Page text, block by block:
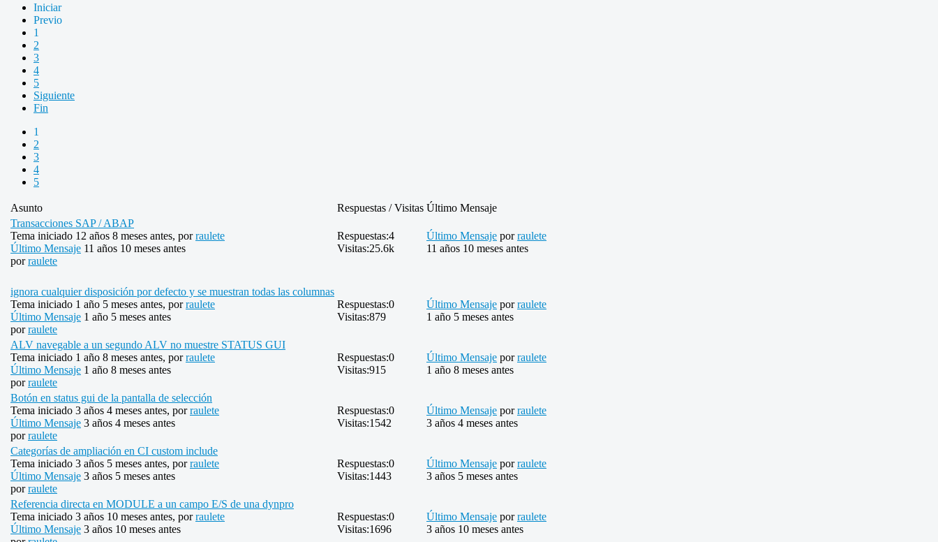
Iniciar
Previo
1
2
3
4
5
Siguiente
Fin
1
2
3
4
5
Asunto Respuestas / Visitas Último Mensaje
Transacciones SAP / ABAP
Tema iniciado 12 años 8 meses antes, porraulete
Último Mensaje 11 años 10 meses antes
porraulete
Respuestas:4
Visitas:25.6k
Último Mensaje porraulete
11 años 10 meses antes
ignora cualquier disposición por defecto y se muestran todas las columnas
Tema iniciado 1 año 5 meses antes, porraulete
Último Mensaje 1 año 5 meses antes
porraulete
Respuestas:0
Visitas:879
Último Mensaje porraulete
1 año 5 meses antes
ALV navegable a un segundo ALV no muestre STATUS GUI
Tema iniciado 1 año 8 meses antes, porraulete
Último Mensaje 1 año 8 meses antes
porraulete
Respuestas:0
Visitas:915
Último Mensaje porraulete
1 año 8 meses antes
Botón en status gui de la pantalla de selección
Tema iniciado 3 años 4 meses antes, porraulete
Último Mensaje 3 años 4 meses antes
porraulete
Respuestas:0
Visitas:1542
Último Mensaje porraulete
3 años 4 meses antes
Categorías de ampliación en CI custom include
Tema iniciado 3 años 5 meses antes, porraulete
Último Mensaje 3 años 5 meses antes
porraulete
Respuestas:0
Visitas:1443
Último Mensaje porraulete
3 años 5 meses antes
Referencia directa en MODULE a un campo E/S de una dynpro
Tema iniciado 3 años 10 meses antes, porraulete
Último Mensaje 3 años 10 meses antes
Respuestas:0
Visitas:1696
Último Mensaje porraulete
3 años 10 meses antes